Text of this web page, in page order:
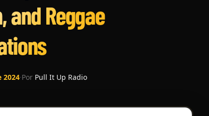
and Reggae
2024·Por Pull It Up Radio